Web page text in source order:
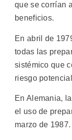
que se corrían
beneficios.
En abril de
todas las
sistémico que
riesgo
En Alemania,
el uso de
marzo de 1987.